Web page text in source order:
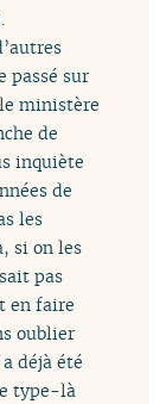
passé sur
ministère
de
inquiète
de
les
si on les
pas
en faire
oublier
déjà été
type-là